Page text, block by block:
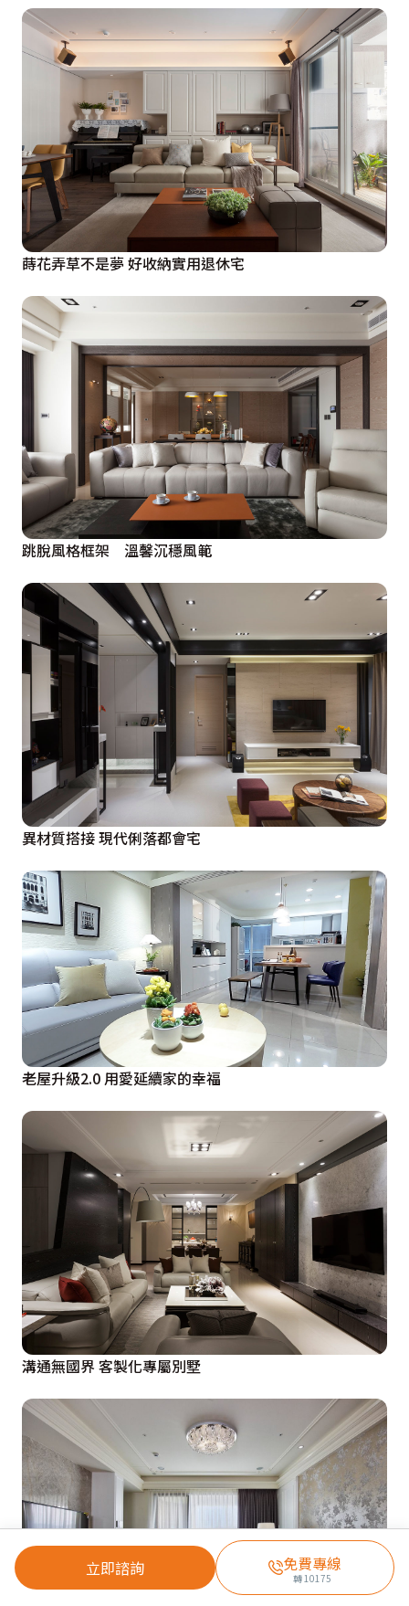
立即諮詢 免費專線
轉10175
蒔花弄草不是夢 好收納實用退休宅
跳脫風格框架 溫馨沉穩風範
異材質搭接 現代俐落都會宅
老屋升級2.0 用愛延續家的幸福
溝通無國界 客製化專屬別墅